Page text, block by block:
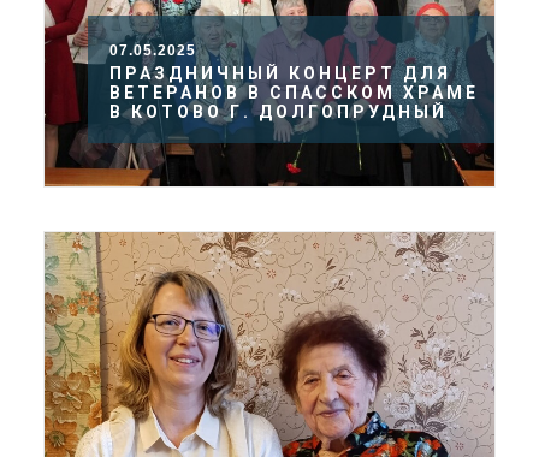
07.05.2025
ПРАЗДНИЧНЫЙ КОНЦЕРТ ДЛЯ
ВЕТЕРАНОВ В СПАССКОМ ХРАМЕ
В КОТОВО Г. ДОЛГОПРУДНЫЙ